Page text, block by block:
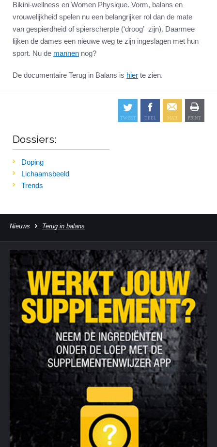
Bikini-wellness en Women Physique. Vorm, balans en
vrouwelijkheid spelen nu een belangrijker rol dan de mate
van gespierdheid of spierscherpte (‘droog’ zijn). Daarmee
lijken de dames een nieuwe weg te zijn ingeslagen met hun
sport. Nu de mannen nog?
De documentaire Terug in Balans is hier te zien.
Dossiers:
Doping
Lichaamsbeeld
Trends
Nieuws Terug in balans